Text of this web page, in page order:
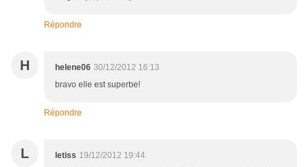
Répondre
H helene06 30/12/2012 16:13
bravo elle est superbe!
Répondre
L letiss 19/12/2012 19:44